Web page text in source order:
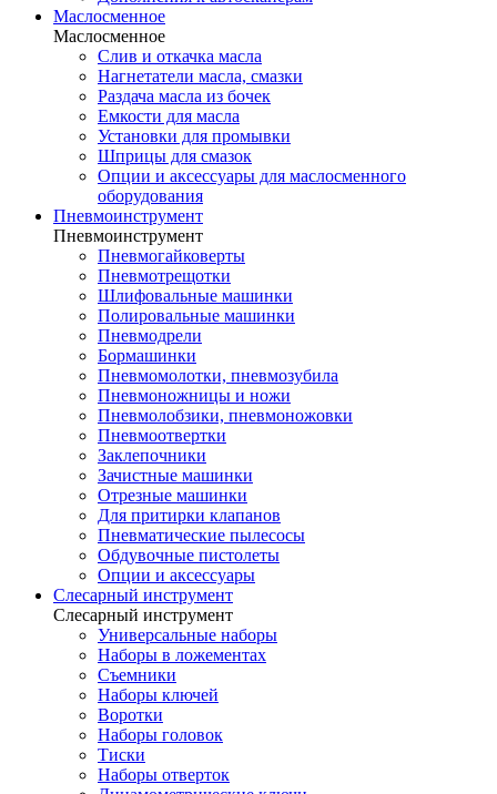
Маслосменное
Маслосменное
Слив и откачка масла
Нагнетатели масла, смазки
Раздача масла из бочек
Емкости для масла
Установки для промывки
Шприцы для смазок
Опции и аксессуары для маслосменного
оборудования
Пневмоинструмент
Пневмоинструмент
Пневмогайковерты
Пневмотрещотки
Шлифовальные машинки
Полировальные машинки
Пневмодрели
Бормашинки
Пневмомолотки, пневмозубила
Пневмоножницы и ножи
Пневмолобзики, пневмоножовки
Пневмоотвертки
Заклепочники
Зачистные машинки
Отрезные машинки
Для притирки клапанов
Пневматические пылесосы
Обдувочные пистолеты
Опции и аксессуары
Слесарный инструмент
Слесарный инструмент
Универсальные наборы
Наборы в ложементах
Съемники
Наборы ключей
Воротки
Наборы головок
Тиски
Наборы отверток